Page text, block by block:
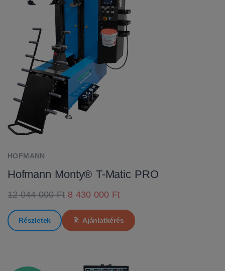
HOFMANN
Hofmann Monty® T-Matic PRO
12 044 000 Ft 8 430 000 Ft
Részletek Ajánlatkérés